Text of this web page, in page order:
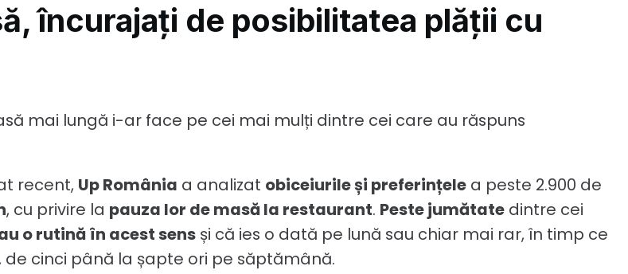
încurajați de posibilitatea plății cu
mai lungă i-ar face pe cei mai mulți dintre cei care au răspuns
recent, Up România a analizat obiceiurile și preferințele a peste 2.900 de
, cu privire la pauza lor de masă la restaurant. Peste jumătate dintre cei
o rutină în acest sens și că ies o dată pe lună sau chiar mai rar, în timp ce
de cinci până la șapte ori pe săptămână.